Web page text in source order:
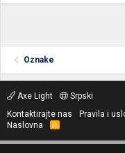
Oznake
Axe Light
Srpski
Kontaktirajte nas
Pravila i
Naslovna
R
S